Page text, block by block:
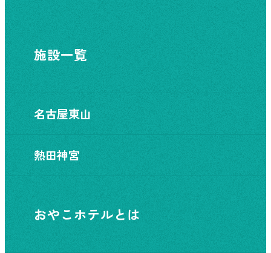
施設一覧
名古屋東山
熱田神宮
おやこホテルとは